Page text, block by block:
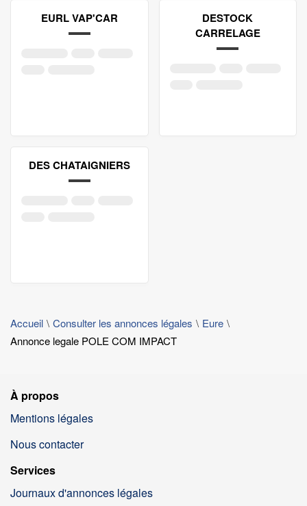
EURL VAP'CAR
DESTOCK
CARRELAGE
DES CHATAIGNIERS
Accueil Consulter les annonces légales
Eure
Annonce legale POLE COM IMPACT
À propos
Mentions légales
Nous contacter
Services
Journaux d'annonces légales